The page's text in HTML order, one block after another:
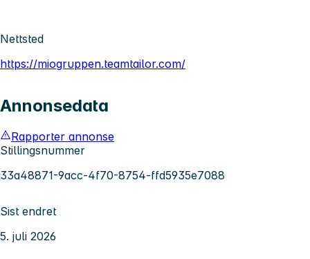
Nettsted
https://miogruppen.teamtailor.com/
Annonsedata
Rapporter annonse
Stillingsnummer
33a48871-9acc-4f70-8754-ffd5935e7088
Sist endret
5. juli 2026